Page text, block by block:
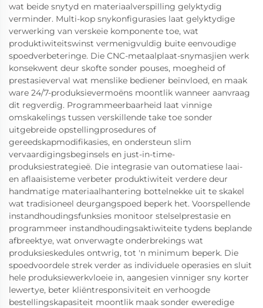
wat beide snytyd en materiaalverspilling gelyktydig
verminder. Multi-kop snykonfigurasies laat gelyktydige
verwerking van verskeie komponente toe, wat
produktiwiteitswinst vermenigvuldig buite eenvoudige
spoedverbeteringe. Die CNC-metaalplaat-snymasjien werk
konsekwent deur skofte sonder pouses, moegheid of
prestasieverval wat menslike bediener beïnvloed, en maak
ware 24/7-produksievermoëns moontlik wanneer aanvraag
dit regverdig. Programmeerbaarheid laat vinnige
omskakelings tussen verskillende take toe sonder
uitgebreide opstellingprosedures of
gereedskapmodifikasies, en ondersteun slim
vervaardigingsbeginsels en just-in-time-
produksiestrategieë. Die integrasie van outomatiese laai-
en aflaaisisteme verbeter produktiwiteit verdere deur
handmatige materiaalhantering bottelnekke uit te skakel
wat tradisioneel deurgangspoed beperk het. Voorspellende
instandhoudingsfunksies monitoor stelselprestasie en
programmeer instandhoudingsaktiwiteite tydens beplande
afbreektye, wat onverwagte onderbrekings wat
produksieskedules ontwrig, tot 'n minimum beperk. Die
spoedvoordele strek verder as individuele operasies en sluit
hele produksiewerkvloeie in, aangesien vinniger sny korter
lewertye, beter kliëntresponsiviteit en verhoogde
bestellingskapasiteit moontlik maak sonder eweredige